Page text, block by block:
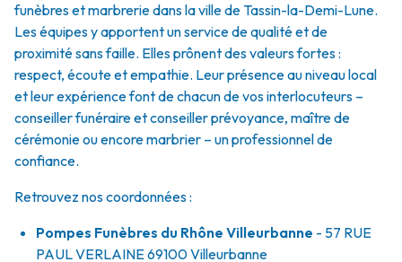
funèbres et marbrerie dans la ville de Tassin-la-Demi-Lune.
Les équipes y apportent un service de qualité et de
proximité sans faille. Elles prônent des valeurs fortes :
respect, écoute et empathie. Leur présence au niveau local
et leur expérience font de chacun de vos interlocuteurs –
conseiller funéraire et conseiller prévoyance, maître de
cérémonie ou encore marbrier – un professionnel de
confiance.
Retrouvez nos coordonnées :
Pompes Funèbres du Rhône Villeurbanne - 57 RUE
PAUL VERLAINE69100Villeurbanne